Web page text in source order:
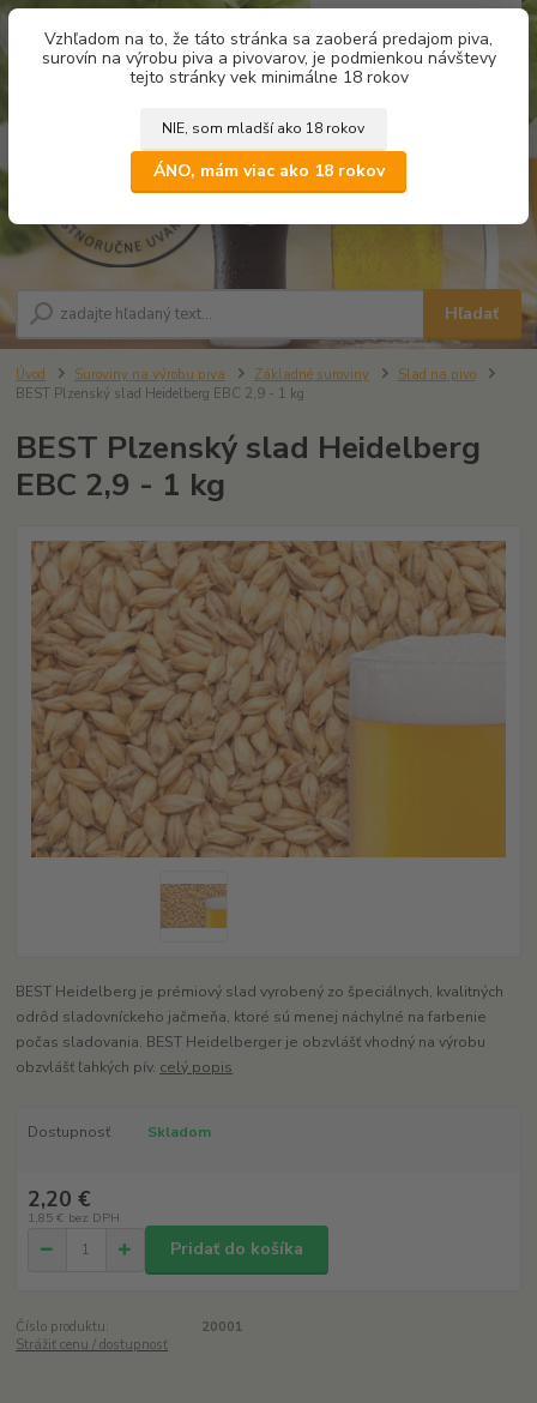
Vzhľadom na to, že táto stránka sa zaoberá predajom piva,
surovín na výrobu piva a pivovarov, je podmienkou návštevy
tejto stránky vek minimálne 18 rokov
NIE, som mladší ako 18 rokov
ÁNO, mám viac ako 18 rokov
Hľadať
za0,00 €
Úvod Suroviny na výrobu piva Základné suroviny
Slad na pivo
BEST Plzenský slad Heidelberg EBC 2,9 - 1 kg
BEST Plzenský slad Heidelberg
EBC 2,9 - 1 kg
BEST Heidelberg je prémiový slad vyrobený zo špeciálnych, kvalitných
odrôd sladovníckeho jačmeňa, ktoré sú menej náchylné na farbenie
počas sladovania. BEST Heidelberger je obzvlášť vhodný na výrobu
obzvlášť ľahkých pív. celý popis
Dostupnosť Skladom
2,20 €
1,85 € bez DPH
Pridať do košíka
Číslo produktu:
20001
Strážiť cenu / dostupnosť